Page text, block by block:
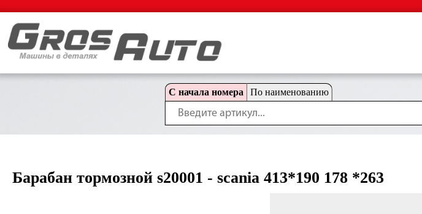
С начала номера По наименованию
Барабан тормозной s20001 - scania 413*190 178 *263